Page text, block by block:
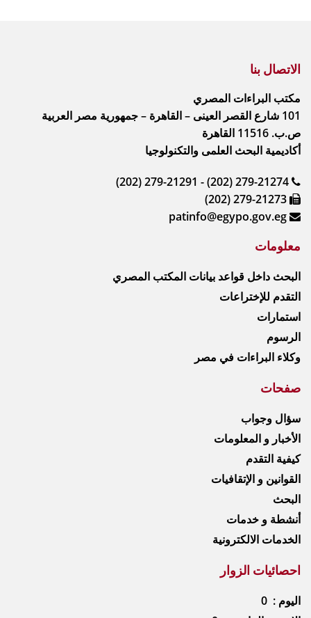
الاتصال بنا
مكتب البراءات المصري
101 شارع القصر العينى – القاهرة – جمهورية مصر العربية
ص.ب. 11516 القاهرة
أكاديمية البحث العلمى والتكنولوجيا
(202) 279-21291 - (202) 279-21274
(202) 279-21273
patinfo@egypo.gov.eg
معلومات
البحث داخل قواعد بيانات المكتب المصري
التقدم للإختراعات
استمارات
الرسوم
وكلاء البراءات في مصر
صفحات
سؤال وجواب
الأخبار و المعلومات
كيفية التقدم
القوانين و الإتقافيات
البحث
أنشطة و خدمات
الخدمات الالكترونية
احصائيات الزوار
اليوم : 0